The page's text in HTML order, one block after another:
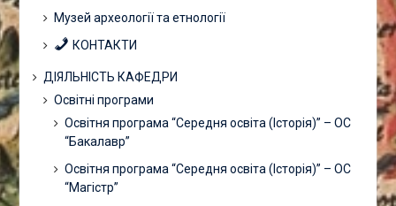
Музей археології та етнології
КОНТАКТИ
ДІЯЛЬНІСТЬ КАФЕДРИ
Освітні програми
Освітня програма “Середня освіта (Історія)” – ОС
“Бакалавр”
Освітня програма “Середня освіта (Історія)” – ОС
“Магістр”